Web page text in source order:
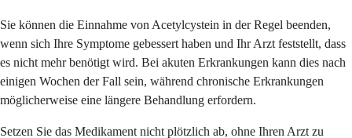
Sie können die Einnahme von Acetylcystein in der Regel beenden,
wenn sich Ihre Symptome gebessert haben und Ihr Arzt feststellt, dass
es nicht mehr benötigt wird. Bei akuten Erkrankungen kann dies nach
einigen Wochen der Fall sein, während chronische Erkrankungen
möglicherweise eine längere Behandlung erfordern.
Setzen Sie das Medikament nicht plötzlich ab, ohne Ihren Arzt zu